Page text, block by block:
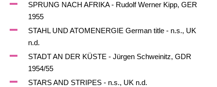
SPRUNG NACH AFRIKA - Rudolf Werner Kipp, GER
1955
STAHL UND ATOMENERGIE German title - n.s., UK
n.d.
STADT AN DER KÜSTE - Jürgen Schweinitz, GDR
1954/55
STARS AND STRIPES - n.s., UK n.d.